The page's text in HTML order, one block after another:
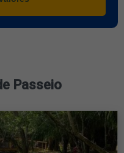
Passeio